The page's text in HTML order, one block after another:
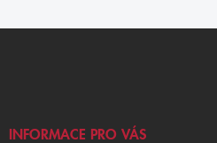
INFORMACE PRO VÁS